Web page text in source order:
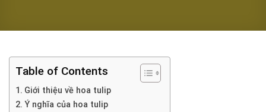
Table of Contents
Giới thiệu về hoa tulip
Ý nghĩa của hoa tulip